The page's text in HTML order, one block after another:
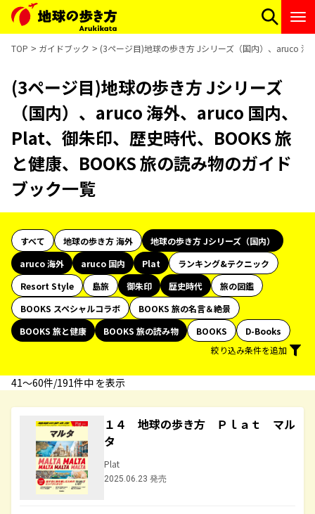
TOP ガイドブック (3ページ目)地球の歩き方 Jシリーズ（国内）、aruco
(3ページ目)地球の歩き方 Jシリーズ
（国内）、aruco 海外、aruco 国内、
Plat、御朱印、歴史時代、BOOKS 旅
と健康、BOOKS 旅の読み物のガイド
ブック一覧
すべて 地球の歩き方 海外
地球の歩き方 Jシリーズ（国内）
aruco 海外
aruco 国内 Plat
ランキング&テクニック
Resort Style
島旅 御朱印 歴史時代
旅の図鑑
BOOKS スペシャルコラボ
BOOKS 旅の名言＆絶景
BOOKS 旅と健康
BOOKS 旅の読み物 BOOKS
D-Books
絞り込み条件を追加
41〜60件/191件中 を表示
１４ 地球の歩き方 Ｐｌａｔ マル
タ
Plat
2025.06.23 発売